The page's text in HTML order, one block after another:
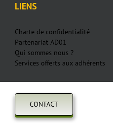
LIENS
Charte de confidentialité
Partenariat AD01
Qui sommes nous ?
Services offerts aux adhérents
CONTACT